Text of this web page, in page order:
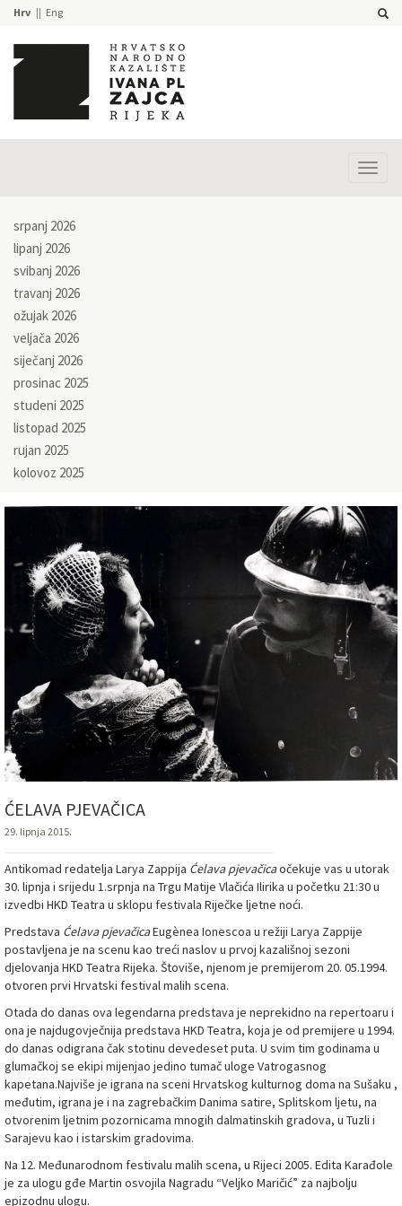
Hrv Eng
srpanj 2026
lipanj 2026
svibanj 2026
travanj 2026
ožujak 2026
veljača 2026
siječanj 2026
prosinac 2025
studeni 2025
listopad 2025
rujan 2025
kolovoz 2025
ĆELAVA PJEVAČICA
29. lipnja 2015.
Antikomad redatelja Larya Zappija Ćelava pjevačicaočekuje vas u utorak
30. lipnja i srijedu 1.srpnja na Trgu Matije Vlačića Ilirika u početku 21:30 u
izvedbi HKD Teatra u sklopu festivala Riječke ljetne noći.
Predstava Ćelava pjevačicaEugènea Ionescoa u režiji Larya Zappije
postavljena je na scenu kao treći naslov u prvoj kazališnoj sezoni
djelovanja HKD Teatra Rijeka. Štoviše, njenom je premijerom 20. 05.1994.
otvoren prvi Hrvatski festival malih scena.
Otada do danas ova legendarna predstava je neprekidno na repertoaru i
ona je najdugovječnija predstava HKD Teatra, koja je od premijere u 1994.
do danas odigrana čak stotinu devedeset puta. U svim tim godinama u
glumačkoj se ekipi mijenjao jedino tumač uloge Vatrogasnog
kapetana.Najviše je igrana na sceni Hrvatskog kulturnog doma na Sušaku ,
međutim, igrana je i na zagrebačkim Danima satire, Splitskom ljetu, na
otvorenim ljetnim pozornicama mnogih dalmatinskih gradova, u Tuzli i
Sarajevu kao i istarskim gradovima.
Na 12. Međunarodnom festivalu malih scena, u Rijeci 2005. Edita Karađole
je za ulogu gđe Martin osvojila Nagradu “Veljko Maričić” za najbolju
epizodnu ulogu.